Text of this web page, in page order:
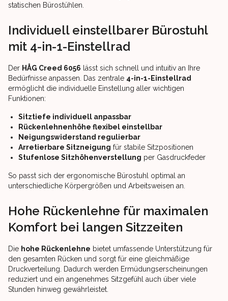
statischen Bürostühlen.
Individuell einstellbarer Bürostuhl
mit 4-in-1-Einstellrad
Der HÅG Creed 6056 lässt sich schnell und intuitiv an Ihre
Bedürfnisse anpassen. Das zentrale 4-in-1-Einstellrad
ermöglicht die individuelle Einstellung aller wichtigen
Funktionen:
Sitztiefe individuell anpassbar
Rückenlehnenhöhe flexibel einstellbar
Neigungswiderstand regulierbar
Arretierbare Sitzneigung für stabile Sitzpositionen
Stufenlose Sitzhöhenverstellung per Gasdruckfeder
So passt sich der ergonomische Bürostuhl optimal an
unterschiedliche Körpergrößen und Arbeitsweisen an.
Hohe Rückenlehne für maximalen
Komfort bei langen Sitzzeiten
Die hohe Rückenlehne bietet umfassende Unterstützung für
den gesamten Rücken und sorgt für eine gleichmäßige
Druckverteilung. Dadurch werden Ermüdungserscheinungen
reduziert und ein angenehmes Sitzgefühl auch über viele
Stunden hinweg gewährleistet.